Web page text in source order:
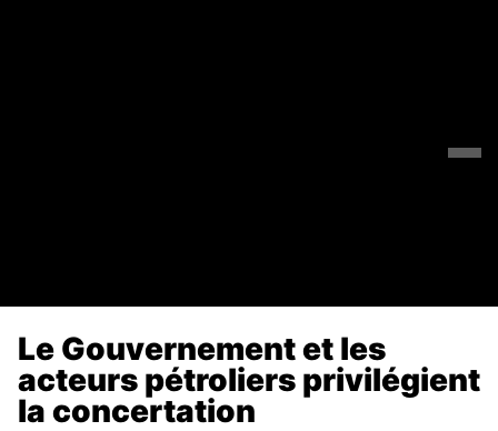
Le Gouvernement et les
acteurs pétroliers privilégient
la concertation